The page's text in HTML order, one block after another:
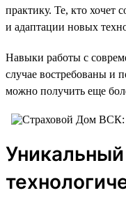
практику. Те, кто хочет
и адаптации новых
Навыки работы с
случае востребованы
можно получить еще